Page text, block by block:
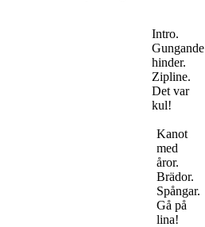
Intro.
Gungande
hinder.
Zipline.
Det var
kul!
Kanot
med
åror.
Brädor.
Spångar.
Gå på
lina!